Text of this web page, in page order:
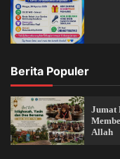
Berita Populer
Jumat
Allah